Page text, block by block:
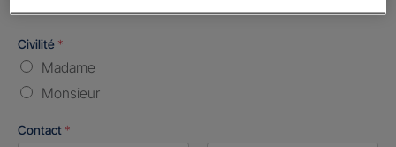
Civilité *
Madame
Monsieur
Contact *